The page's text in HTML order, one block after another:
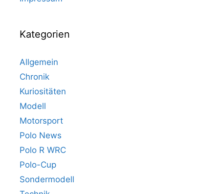
Kategorien
Allgemein
Chronik
Kuriositäten
Modell
Motorsport
Polo News
Polo R WRC
Polo-Cup
Sondermodell